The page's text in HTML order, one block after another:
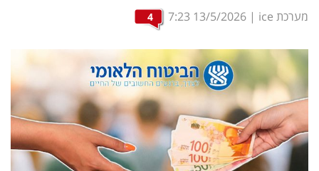
משפט
מדדים
ומחקרים
דעות
רכילות
עסקית
מערכת ice |
13/5/2026
7:23
4